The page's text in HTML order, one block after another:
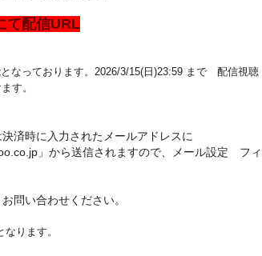
て配信URL
なっております。2026/3/15(日)23:59 まで 配信視聴
す。
済時に入力されたメールアドレスに
」から送信されますので、メール設定 フィ
問い合わせください。
なります。